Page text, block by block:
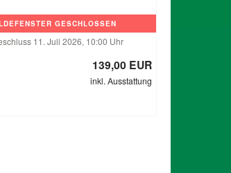
GESCHLOSSEN
11. Juli 2026, 10:00 Uhr
139,00 EUR
inkl. Ausstattung